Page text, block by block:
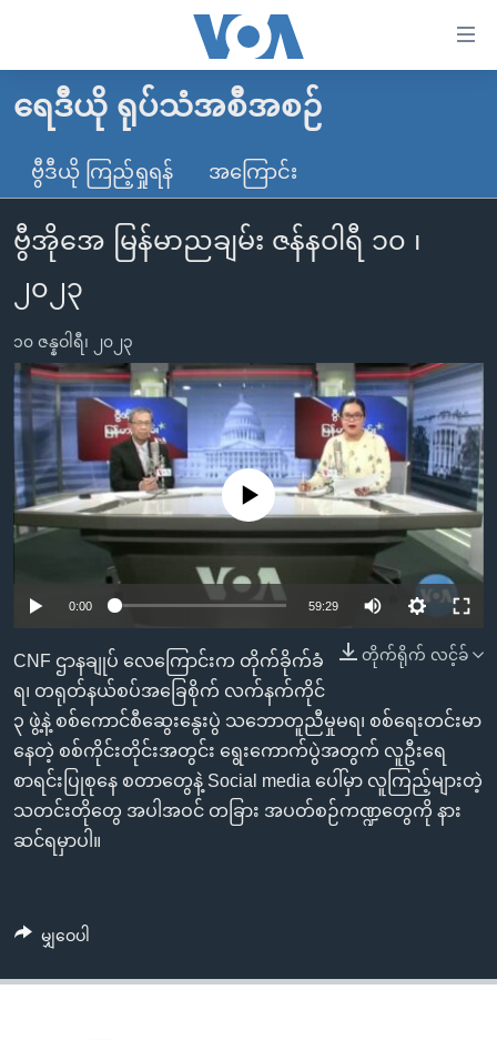
လွယ်ကူ
သည့်
Link
များ
ပင်မ
သို့
ကျော်
ကြည့်
ပင်မ
အ
ညွန်း
ကြည့်
ရန်
ရှာဖွေ
ရန်
နေရာ
သို့
ကျော်
မူလစာမျက်နှာ
မြန်မာ
ကမ္ဘာ့သတင်းများ
နိုင်ငံတကာ
အစ္စရေး-ပါလက်စတိုင်း
ဗွီဒီယို
ရပ်ဝန်းတခု လမ်းတခု အလွန်
အင်္ဂလိပ်စာလေ့လာမယ်
အမေရိကန်သုံးအီဒီယံ
မကြေးမုံရဲ့ အင်္ဂလိပ်စာ
ရုပ်ရှင်ထဲက အင်္ဂလိပ်စာ
သုတပဒေသာ အင်္ဂလိပ်စာ
အပတ်စဉ်ကဏ္ဍများ
ရေဒီယို
တီဗွီ
ရေဒီယိုနှင့်ရုပ်သံ အချက်အလက်များ
ရေဒီယို/တီဗွီအစီအစဉ်
Learning English
ဗွီအိုအေ လူမှုကွန်ယက်များ
ဘာသာစကားများ
ရေဒီယို ရုပ်သံအစီအစဉ်
ဗွီဒီယို ကြည့်ရှုရန် အကြောင်း
ဗွီအိုအေ မြန်မာညချမ်း ဇန်နဝါရီ ၁၀ ၊
၂၀၂၃
၁၀ ဇန္နဝါရီ၊ ၂၀၂၃
No media source currently available
0:00 59:29
တိုက်ရိုက် လင့်ခ်
CNF ဌာနချုပ် လေကြောင်းက တိုက်ခိုက်ခံ
ရ၊ တရုတ်နယ်စပ်အခြေစိုက် လက်နက်ကိုင်
၃ ဖွဲ့နဲ့ စစ်ကောင်စီဆွေးနွေးပွဲ သဘောတူညီမှုမရ၊ စစ်ရေးတင်းမာ
နေတဲ့ စစ်ကိုင်းတိုင်းအတွင်း ရွေးကောက်ပွဲအတွက် လူဦးရေ
စာရင်းပြုစုနေ စတာတွေနဲ့ Social media ပေါ်မှာ လူကြည့်များတဲ့
သတင်းတိုတွေ အပါအဝင် တခြား အပတ်စဉ်ကဏ္ဍတွေကို နား
ဆင်ရမှာပါ။
မျှဝေပါ